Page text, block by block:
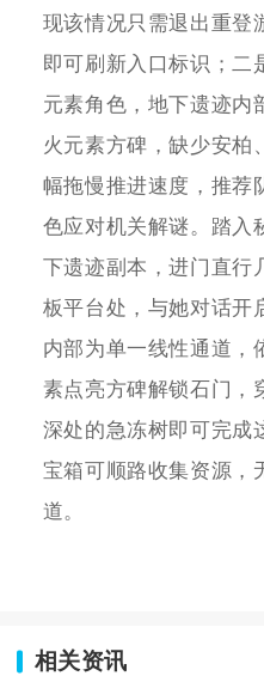
现该情况只需退出重登
即可刷新入口标识；二
元素角色，地下遗迹内
火元素方碑，缺少安柏
幅拖慢推进速度，推荐
色应对机关解谜。踏入
下遗迹副本，进门直行
板平台处，与她对话开
内部为单一线性通道，
素点亮方碑解锁石门，
深处的急冻树即可完成
宝箱可顺路收集资源，
道。
相关资讯